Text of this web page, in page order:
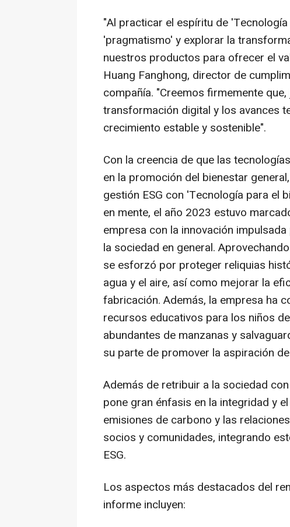
"Al practicar el espíritu de
'pragmatismo' y explorar la
nuestros productos para ofrecer el
Huang Fanghong, director de
compañía. "Creemos firmemente
transformación digital y los avances
crecimiento estable y sostenible".
Con la creencia de que las
en la promoción del bienestar
gestión ESG con 'Tecnología para el
en mente, el año 2023 estuvo
empresa con la innovación
la sociedad en general.
se esforzó por proteger reliquias
agua y el aire, así como mejorar la
fabricación. Además, la empresa ha
recursos educativos para los niños
abundantes de manzanas y
su parte de promover la aspiración
Además de retribuir a la sociedad
pone gran énfasis en la integridad y
emisiones de carbono y las
socios y comunidades, integrando
ESG.
Los aspectos más destacados del
informe incluyen: